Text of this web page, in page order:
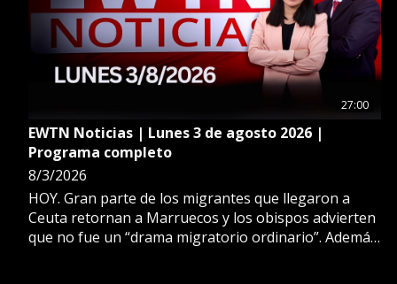
27:00
EWTN Noticias | Lunes 3 de agosto 2026 |
Programa completo
8/3/2026
HOY. Gran parte de los migrantes que llegaron a
Ceuta retornan a Marruecos y los obispos advierten
que no fue un “drama migratorio ordinario”. Además: